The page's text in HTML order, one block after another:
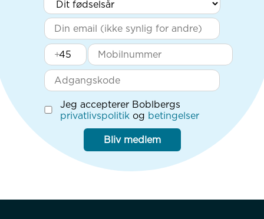
+
Jeg accepterer Boblbergs
privatlivspolitik og betingelser
Bliv medlem